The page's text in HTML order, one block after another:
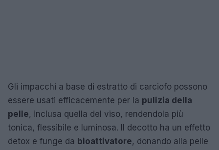
Gli impacchi a base di estratto di carciofo possono
essere usati efficacemente per la pulizia della
pelle, inclusa quella del viso, rendendola più
tonica, flessibile e luminosa. Il decotto ha un effetto
detox e funge da bioattivatore, donando alla pelle